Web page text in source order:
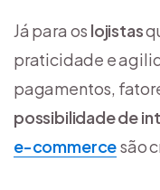
Já para os lojistas
praticidade e
pagamentos,
possibilidade de
e-commercesão